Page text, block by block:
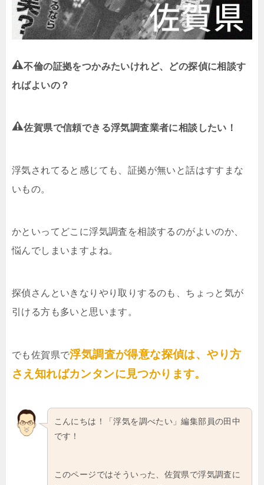
不倫の証拠をつかみたいけれど、どの探偵に相談す
ればよいの？
佐賀県で信頼できる浮気調査業者に相談したい！
浮気されてると感じても、証拠が無いと話はすすまな
いもの。
かといってどこに浮気調査を相談するのがよいのか、
悩んでしまいますよね。
探偵さんといきなりやり取りするのも、ちょっと気が
引ける方も多いと思います。
でも佐賀県で浮気調査が得意な探偵は、やり方
さえ知ればカンタンに見つかります。
こんにちは！「浮気を調べたい」編集部員の田中
です！
このページではそういった、佐賀県で浮気調査に